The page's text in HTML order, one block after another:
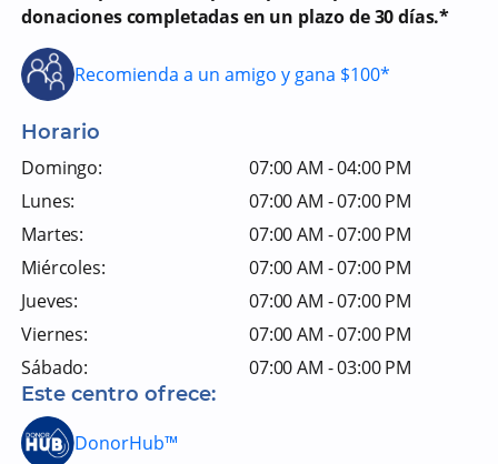
donaciones completadas en un plazo de 30 días.*
Recomienda a un amigo y gana $100*
Horario
Domingo:
07:00 AM - 04:00 PM
Lunes:
07:00 AM - 07:00 PM
Martes:
07:00 AM - 07:00 PM
Miércoles:
07:00 AM - 07:00 PM
Jueves:
07:00 AM - 07:00 PM
Viernes:
07:00 AM - 07:00 PM
Sábado:
07:00 AM - 03:00 PM
Este centro ofrece:
DonorHub™